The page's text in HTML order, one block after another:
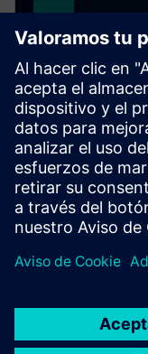
SINUMERIK ONE
maximiza la
Innova más
mundo virtual y